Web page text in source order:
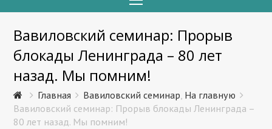
Menu
Вавиловский семинар: Прорыв
блокады Ленинграда – 80 лет
назад. Мы помним!
Главная Вавиловский семинар, На главную
Вавиловский семинар: Прорыв блокады Ленинграда –
80 лет назад. Мы помним!